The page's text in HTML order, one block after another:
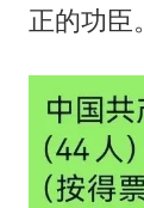
正的功臣。